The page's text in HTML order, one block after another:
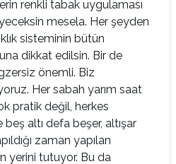
renkli tabak uygulaması
mesela. Her şeyden
sisteminin bütün
dikkat edilsin. Bir de
önemli. Biz
Her sabah yarım saat
pratik değil, herkes
altı defa beşer, altışar
zaman yapılan
yerini tutuyor. Bu da